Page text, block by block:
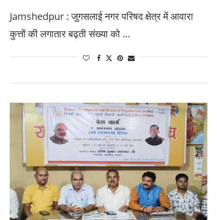
Jamshedpur : जुगसलाई नगर परिषद क्षेत्र में आवारा
कुत्तों की लगातार बढ़ती संख्या को …